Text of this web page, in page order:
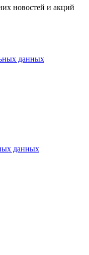
новостей и акций
данных
данных